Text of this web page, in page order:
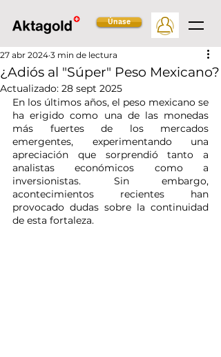
Únase
¿Adiós al "Súper" Peso Mexicano?
27 abr 2024 3 min de lectura
Actualizado: 28 sept 2025
En los últimos años, el peso mexicano se
ha erigido como una de las monedas
más fuertes de los mercados
emergentes, experimentando una
apreciación que sorprendió tanto a
analistas económicos como a
inversionistas. Sin embargo,
acontecimientos recientes han
provocado dudas sobre la continuidad
de esta fortaleza.